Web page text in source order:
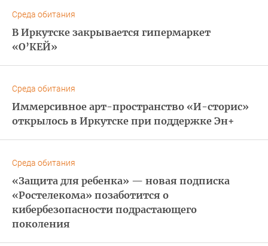
Среда обитания
В Иркутске закрывается гипермаркет
«О’КЕЙ»
Среда обитания
Иммерсивное арт-пространство «И-сторис»
открылось в Иркутске при поддержке Эн+
Среда обитания
«Защита для ребенка» — новая подписка
«Ростелекома» позаботится о
кибербезопасности подрастающего
поколения